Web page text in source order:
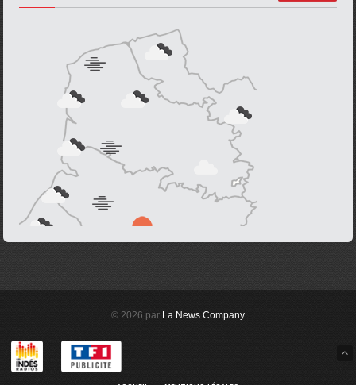
© 2026 par La News Company